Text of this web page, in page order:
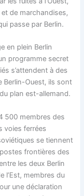
de marchandises,
passe par Berlin.
en plein Berlin
programme secret
s’attendent à des
Berlin-Ouest, ils sont
plan est-allemand.
500 membres des
voies ferrées
se tiennent
frontières des
les deux Berlin
l’Est, membres du
une déclaration